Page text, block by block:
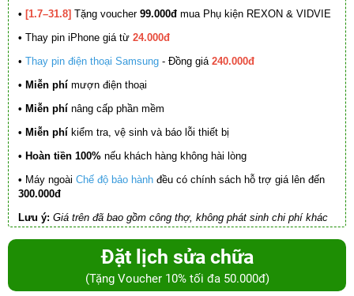
• [1.7–31.8] Tặng voucher 99.000đ mua Phụ kiện REXON & VIDVIE
• Thay pin iPhone giá từ 24.000đ
• Thay pin điện thoại Samsung - Đồng giá 240.000đ
• Miễn phí mượn điện thoại
• Miễn phí nâng cấp phần mềm
• Miễn phí kiểm tra, vệ sinh và báo lỗi thiết bị
• Hoàn tiền 100% nếu khách hàng không hài lòng
• Máy ngoài Chế độ bảo hành đều có chính sách hỗ trợ giá lên đến
300.000đ
Lưu ý: Giá trên đã bao gồm công thợ, không phát sinh chi phí khác
Đặt lịch sửa chữa
(Tặng Voucher 10% tối đa 50.000đ)